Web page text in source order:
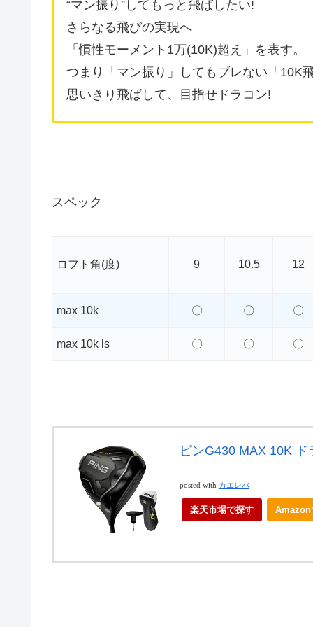
“マン振り”してもっと飛ばしたい!
さらなる飛びの実現へ
「慣性モーメント1万(10K)超え」を表す。
つまり「マン振り」してもブレない「10K
思いきり飛ばして、目指せドラコン!
スペック
ロフト角(度) 9 10.5 12
max 10k 〇 〇 〇
max 10k ls 〇 〇 〇
ピンG430 MAX 10K ド
posted with カエレバ
楽天市場で探す Amazon